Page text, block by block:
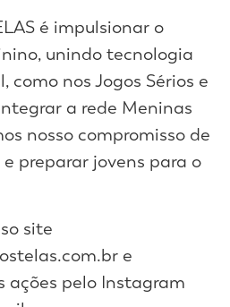
é impulsionar o
unindo tecnologia
como nos Jogos Sérios e
a rede Meninas
nosso compromisso de
preparar jovens para o
site
e
ações pelo Instagram